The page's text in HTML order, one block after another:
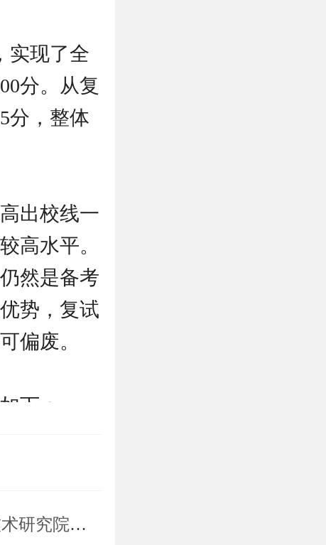
实现了全
分。从复
分，整体
出校线一
高水平。
然是备考
势，复试
偏废。
下：
复试成绩
及格；各
取名单解读